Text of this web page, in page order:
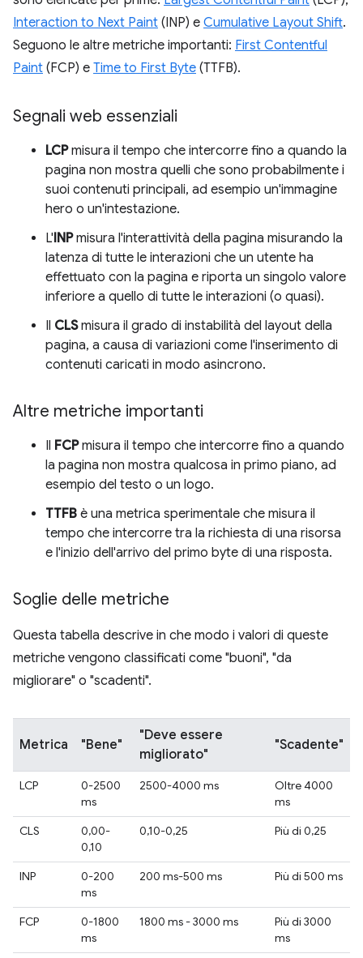
Interaction to Next Paint (INP) e Cumulative Layout Shift.
Seguono le altre metriche importanti: First Contentful
Paint (FCP) e Time to First Byte (TTFB).
Segnali web essenziali
LCPmisura il tempo che intercorre fino a quando la
pagina non mostra quelli che sono probabilmente i
suoi contenuti principali, ad esempio un'immagine
hero o un'intestazione.
L'INPmisura l'interattività della pagina misurando la
latenza di tutte le interazioni che un utente ha
effettuato con la pagina e riporta un singolo valore
inferiore a quello di tutte le interazioni (o quasi).
Il CLSmisura il grado di instabilità del layout della
pagina, a causa di variazioni come l'inserimento di
contenuti caricati in modo asincrono.
Altre metriche importanti
Il FCPmisura il tempo che intercorre fino a quando
la pagina non mostra qualcosa in primo piano, ad
esempio del testo o un logo.
TTFB è una metrica sperimentale che misura il
tempo che intercorre tra la richiesta di una risorsa
e l'inizio dell'arrivo del primo byte di una risposta.
Soglie delle metriche
Questa tabella descrive in che modo i valori di queste
metriche vengono classificati come "buoni", "da
migliorare" o "scadenti".
Metrica "Bene"
"Deve essere
migliorato"
"Scadente"
LCP
0-2500
ms
2500-4000 ms
Oltre 4000
ms
CLS
0,00-
0,10
0,10-0,25 Più di 0,25
INP
0-200
ms
200 ms-500 ms Più di 500 ms
FCP
0-1800
ms
1800 ms - 3000 ms
Più di 3000
ms